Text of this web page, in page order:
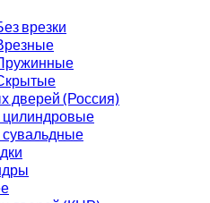
врезки
дверей (Россия)
цилиндровые